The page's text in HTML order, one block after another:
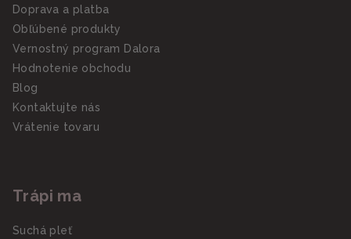
Doprava a platba
Obľúbené produkty
Vernostný program Dalora
Hodnotenie obchodu
Blog
Kontaktujte nás
Vrátenie tovaru
Trápi ma
Suchá pleť